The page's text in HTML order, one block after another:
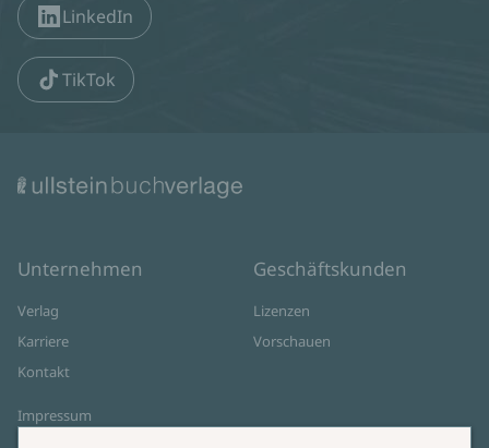
LinkedIn
TikTok
Unternehmen
Verlag
Karriere
Kontakt
Impressum
Geschäftskunden
Lizenzen
Vorschauen